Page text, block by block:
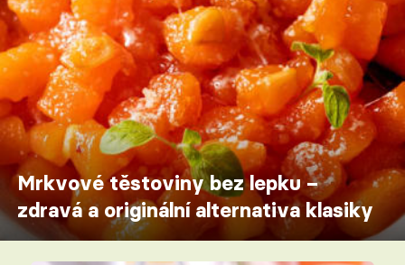
Mrkvové těstoviny bez lepku –
zdravá a originální alternativa klasiky